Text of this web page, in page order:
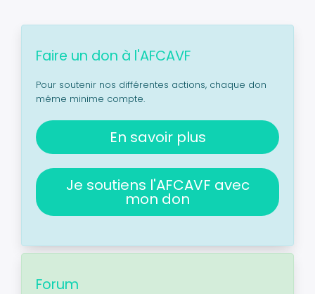
Faire un don à l'AFCAVF
Pour soutenir nos différentes actions, chaque don
même minime compte.
En savoir plus
Je soutiens l'AFCAVF avec
mon don
Forum